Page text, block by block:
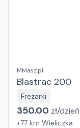
MMasz.pl
Blastrac 200
Frezarki
350.00 zł/dzień
+77 km Wieliczka